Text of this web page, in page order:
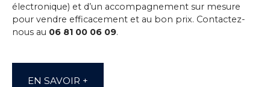
électronique) et d’un accompagnement sur mesure
pour vendre efficacement et au bon prix. Contactez-
nous au 06 81 00 06 09.
EN SAVOIR +